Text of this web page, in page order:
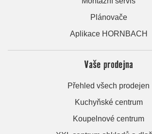
Plánovače
Aplikace HORNBACH
Vaše prodejna
Přehled všech prodejen
Kuchyňské centrum
Koupelnové centrum